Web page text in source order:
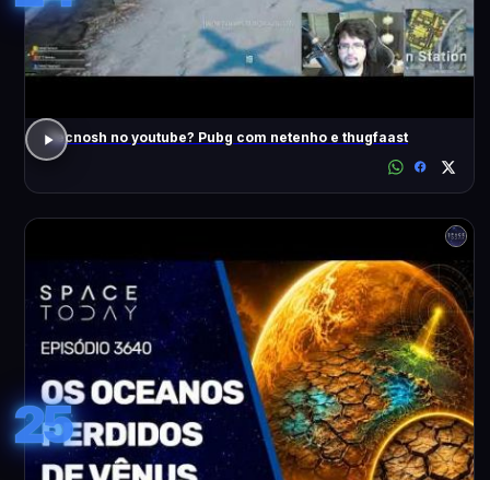
Tecnosh no youtube? Pubg com netenho e thugfaast
25